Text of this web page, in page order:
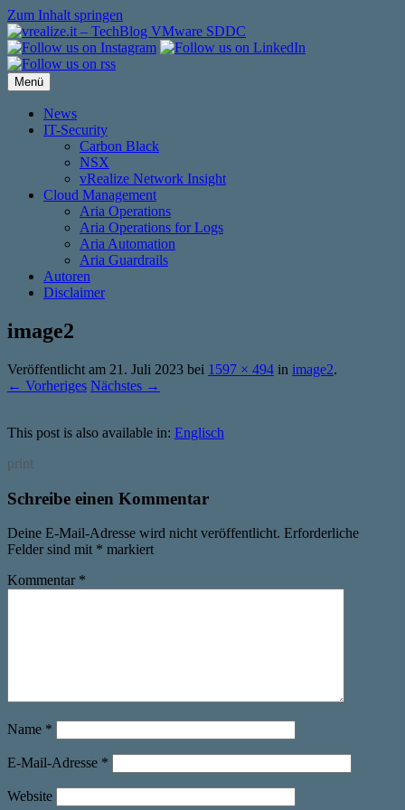
Zum Inhalt springen
Menü
News
IT-Security
Carbon Black
NSX
vRealize Network Insight
Cloud Management
Aria Operations
Aria Operations for Logs
Aria Automation
Aria Guardrails
Autoren
Disclaimer
image2
Veröffentlicht am 21. Juli 2023 bei 1597 × 494 in image2.
← Vorheriges Nächstes →
This post is also available in: Englisch
print
Schreibe einen Kommentar
Deine E-Mail-Adresse wird nicht veröffentlicht. Erforderliche
Felder sind mit * markiert
Kommentar *
Name *
E-Mail-Adresse *
Website